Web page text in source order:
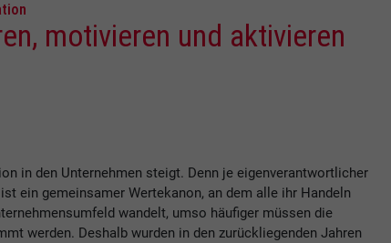
motivieren und aktivieren
in den Unternehmen steigt. Denn je eigenverantwortlicher
ein gemeinsamer Wertekanon, an dem alle ihr Handeln
wandelt, umso häufiger müssen die
werden. Deshalb wurden in den zurückliegenden Jahren